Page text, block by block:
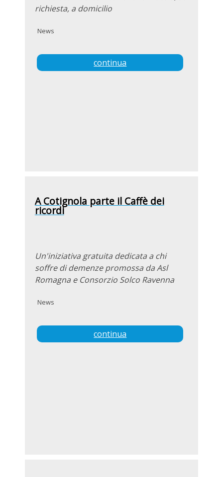
richiesta, a domicilio
News
continua
A Cotignola parte il Caffè dei
ricordi
Un'iniziativa gratuita dedicata a chi
soffre di demenze promossa da Asl
Romagna e Consorzio Solco Ravenna
News
continua